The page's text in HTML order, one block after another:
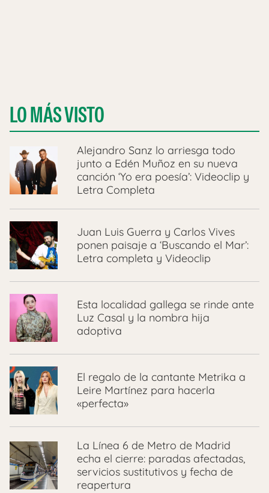
LO MÁS VISTO
Alejandro Sanz lo arriesga todo
junto a Edén Muñoz en su nueva
canción ‘Yo era poesía’: Videoclip y
Letra Completa
Juan Luis Guerra y Carlos Vives
ponen paisaje a ‘Buscando el Mar’:
Letra completa y Videoclip
Esta localidad gallega se rinde ante
Luz Casal y la nombra hija
adoptiva
El regalo de la cantante Metrika a
Leire Martínez para hacerla
«perfecta»
La Línea 6 de Metro de Madrid
echa el cierre: paradas afectadas,
servicios sustitutivos y fecha de
reapertura